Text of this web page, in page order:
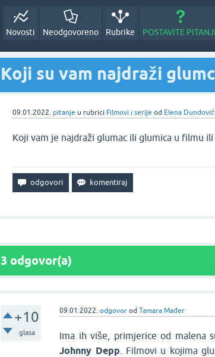
Novosti Neodgovoreno Rubrike POSTAVITE
Koji su vam najdraži
09.01.2022. pitanje u rubrici Filmovi i serije od Elena Dundović
Koji vam je najdraži glumac ili glumica u filmu ili
3 odgovor(a)
+10
glasa
09.01.2022. odgovor odTamara Mađer
Ima ih više, primjerice od malena
Johnny Depp . Filmovi u kojima